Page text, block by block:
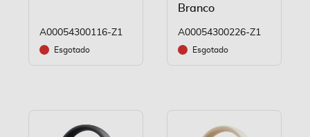
A00054300116-Z1
Esgotado
Branco
A00054300226-Z1
Esgotado